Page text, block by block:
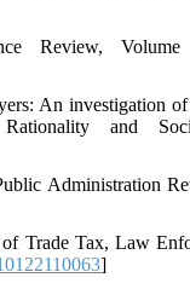
Review,
An investigation
and
Administration
Trade Tax, Law
]